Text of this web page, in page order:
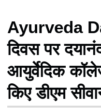
Ayurveda
दिवस पर
आयुर्वेदिक
किए डीएम